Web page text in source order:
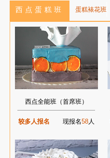
西点蛋糕班 蛋糕裱花班
西点全能班（首席班）
较多人报名 现报名58人